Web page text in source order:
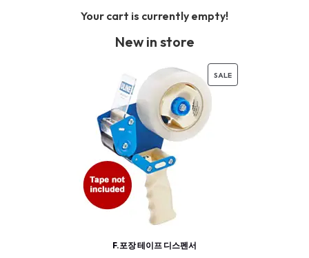
Your cart is currently empty!
New in store
SALE
F.포장 테이프 디스펜서